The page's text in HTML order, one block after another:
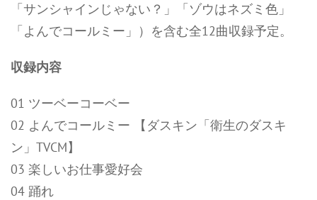
「サンシャインじゃない？」「ゾウはネズミ色」
「よんでコールミー」）を含む全12曲収録予定。
収録内容
01 ツーベーコーベー
02 よんでコールミー 【ダスキン「衛生のダスキ
ン」TVCM】
03 楽しいお仕事愛好会
04 踊れ